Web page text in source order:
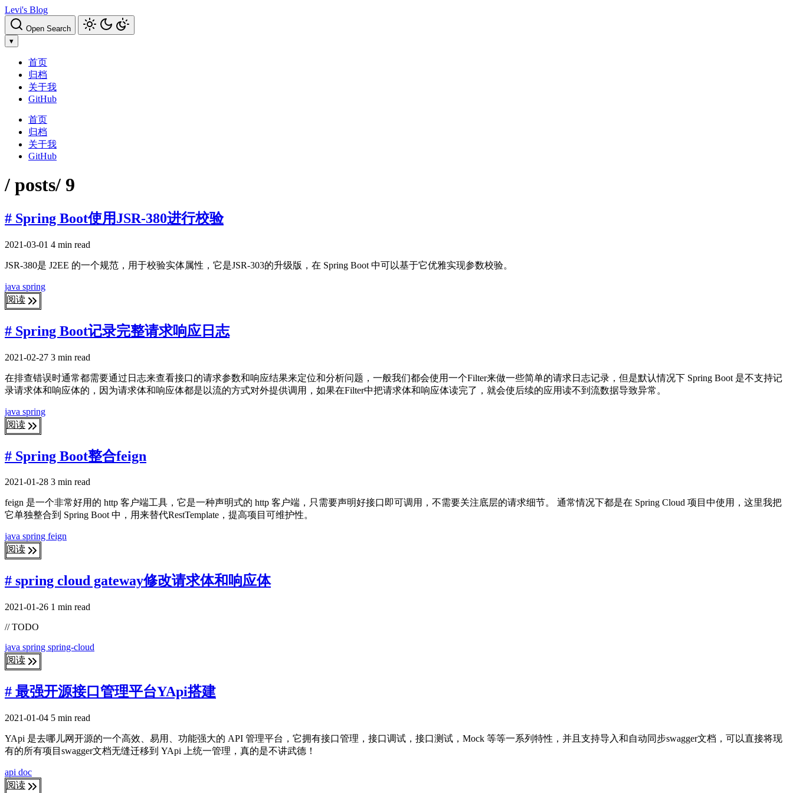
Levi's Blog
Open Search
▾
首页
归档
关于我
GitHub
首页
归档
关于我
GitHub
/ posts/ 9
# Spring Boot使用JSR-380进行校验
2021-03-01 4 min read
JSR-380是 J2EE 的一个规范，用于校验实体属性，它是JSR-303的升级版，在 Spring Boot 中可以基于它优雅实现参数校验。
java spring
阅读
# Spring Boot记录完整请求响应日志
2021-02-27 3 min read
在排查错误时通常都需要通过日志来查看接口的请求参数和响应结果来定位和分析问题，一般我们都会使用一个Filter来做一些简单的请求日志记录，但是默认情况下 Spring Boot 是不支持记
录请求体和响应体的，因为请求体和响应体都是以流的方式对外提供调用，如果在Filter中把请求体和响应体读完了，就会使后续的应用读不到流数据导致异常。
java spring
阅读
# Spring Boot整合feign
2021-01-28 3 min read
feign 是一个非常好用的 http 客户端工具，它是一种声明式的 http 客户端，只需要声明好接口即可调用，不需要关注底层的请求细节。 通常情况下都是在 Spring Cloud 项目中使用，这里我把
它单独整合到 Spring Boot 中，用来替代RestTemplate，提高项目可维护性。
java spring feign
阅读
# spring cloud gateway修改请求体和响应体
2021-01-26 1 min read
// TODO
java spring spring-cloud
阅读
# 最强开源接口管理平台YApi搭建
2021-01-04 5 min read
YApi 是去哪儿网开源的一个高效、易用、功能强大的 API 管理平台，它拥有接口管理，接口调试，接口测试，Mock 等等一系列特性，并且支持导入和自动同步swagger文档，可以直接将现
有的所有项目swagger文档无缝迁移到 YApi 上统一管理，真的是不讲武德！
api doc
阅读